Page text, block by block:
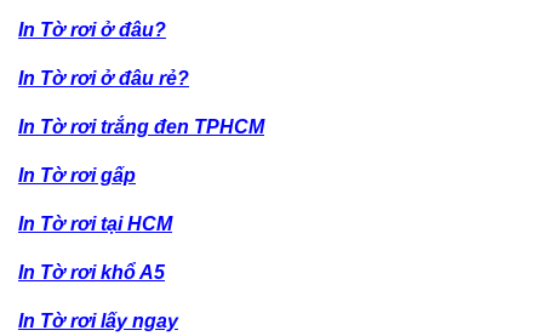
In Tờ rơi ở đâu?
In Tờ rơi ở đâu rẻ?
In Tờ rơi trắng đen TPHCM
In Tờ rơi gấp
In Tờ rơi tại HCM
In Tờ rơi khổ A5
In Tờ rơi lấy ngay